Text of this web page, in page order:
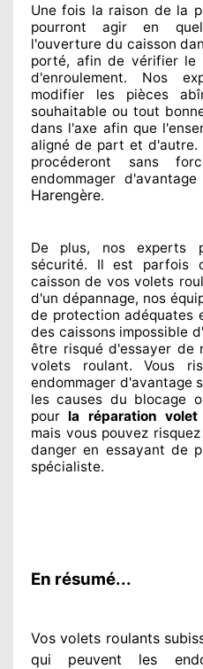
Une fois la raison de la
pourront agiren
l'ouverture du caisson
porté, afin de vérifier le
d'enroulement. Nos
modifier les pièces
souhaitable ou tout
dans l'axe afin que
aligné de part et d'autre.
procéderont sans
endommager
Harengère.
De plus, nos experts
sécurité. Il est parfois
caisson de vos volets
d'un dépannage, nos
de protection adéquates
des caissons impossible
être risquéd'essayer de
volets roulant. Vous
endommager d'avantage
les causes du blocage
pour la réparation volet
mais vous pouvez risquez
danger en essayant de
spécialiste.
En résumé...
Vos volets roulants
qui peuvent les